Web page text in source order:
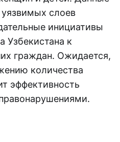
слоев
инициативы
Узбекистана к
граждан. Ожидается,
количества
эффективность